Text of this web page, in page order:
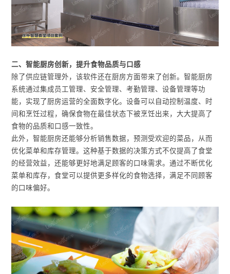
二、智能厨房创新，提升食物品质与口感
除了供应链管理外，该软件还在厨房方面带来了创新。智能厨房
系统通过集成员工管理、安全管理、考勤管理、设备管理等功
能，实现了厨房运营的全面数字化。设备可以自动控制温度、时
间和烹饪过程，确保食物在最佳状态下被烹饪出来，大大提高了
食物的品质和口感一致性。
此外，智能厨房还能够分析销售数据，预测受欢迎的菜品，从而
优化菜单和库存管理。这种基于数据的决策方式不仅提高了食堂
的经营效益，还能够更好地满足顾客的口味需求。通过不断优化
菜单和库存，食堂可以提供更多样化的食物选择，满足不同顾客
的口味偏好。